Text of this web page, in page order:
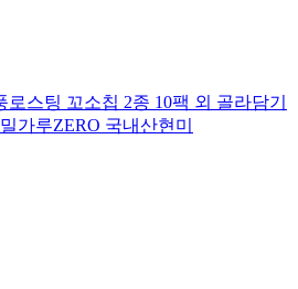
로스팅 꼬소칩 2종 10팩 외 골라담기
가루ZERO 국내산현미